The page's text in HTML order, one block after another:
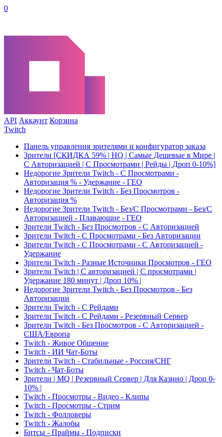
0
API Аккаунт Корзина
Twitch
Панель управления зрителями и конфигуратор заказа
Зрители [СКИДКА 59% | HQ | Самые Дешевые в Мире |
С Авторизацией | С Просмотрами | Рейды | Дроп 0-10%]
Недорогие Зрители Twitch - С Просмотрами -
Авторизация % - Удержание - ГЕО
Недорогие Зрители Twitch - Без Просмотров -
Авторизация %
Недорогие Зрители Twitch - Без/С Просмотрами - Без/С
Авторизацией - Плавающие - ГЕО
Зрители Twitch - Без Просмотров - С Авторизацией
Зрители Twitch - С Просмотрами - Без Авторизации
Зрители Twitch - С Просмотрами - С Авторизацией -
Удержание
Зрители Twitch - Разные Источники Просмотров - ГЕО
Зрители Twitch | С авторизацией | С просмотрами |
Удержание 180 минут | Дроп 10% |
Недорогие Зрители Twitch - Без Просмотров - Без
Авторизации
Зрители Twitch - С Рейдами
Зрители Twitch - С Рейдами - Резервный Сервер
Зрители Twitch - Без Просмотров - С Авторизацией -
США/Европа
Twitch - Живое Общение
Twitch - ИИ Чат-Боты
Зрители Twitch - Стабильные - Россия/СНГ
Twitch - Чат-Боты
Зрители | MQ | Резервный Сервер | Для Казино | Дроп 0-
10% |
Twitch - Просмотры - Видео - Клипы
Twitch - Просмотры - Стрим
Twitch - Фолловеры
Twitch - Жалобы
Битсы - Праймы - Подписки